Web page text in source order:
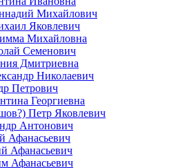
Михайлович
Яковлевич
Михайловна
Семенович
Дмитриевна
Николаевич
Петрович
Георгиевна
Петр Яковлевич
Антонович
Афанасьевич
Афанасьевич
Афанасьевич